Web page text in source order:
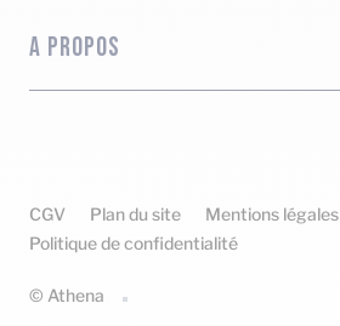
A PROPOS
© Athena
CGV Plan du site
Mentions légales
Politique de confidentialité